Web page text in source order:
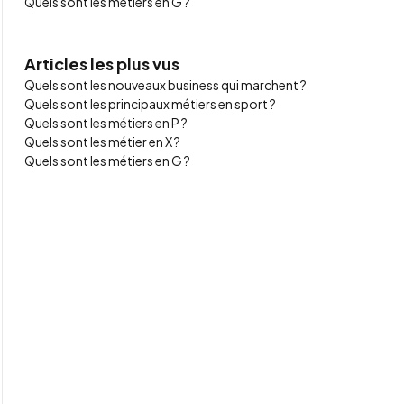
Articles les plus vus
Quels sont les nouveaux business qui marchent ?
Quels sont les principaux métiers en sport ?
Quels sont les métiers en P ?
Quels sont les métier en X ?
Quels sont les métiers en G ?